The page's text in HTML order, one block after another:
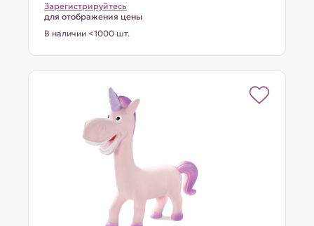
Зарегистрируйтесь
для отображения цены
В наличии <1000 шт.